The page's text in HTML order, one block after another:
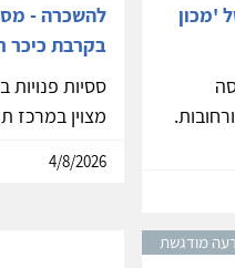
'מכון
להשכרה -
בקרבת כיכר
ססיות
מצוין במרכז
4/8/2026
מודגשת